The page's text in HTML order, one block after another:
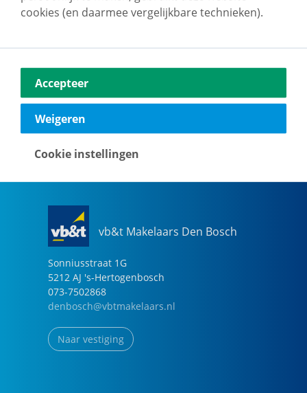
Vestdijk 180
5611 CZ Eindhoven
040-2696949
vb&t Makelaars Den Bosch
Sonniusstraat 1G
5212 AJ 's-Hertogenbosch
073-7502868
denbosch@vbtmakelaars.nl
Naar vestiging
cookies (en daarmee vergelijkbare technieken).
Accepteer
Weigeren
Cookie instellingen